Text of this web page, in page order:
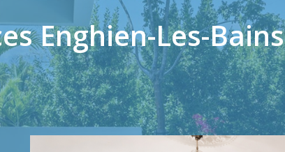
Enghien-Les-Bains